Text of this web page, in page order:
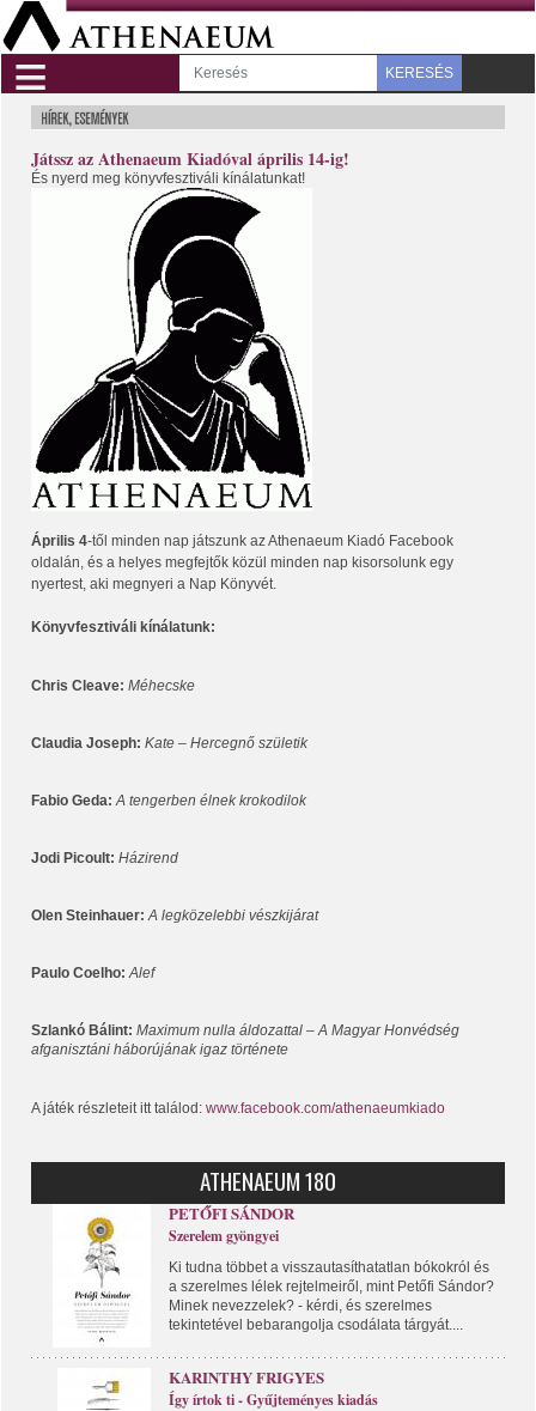
≡ KERESÉS
Játssz az Athenaeum Kiadóval április 14-ig!
És nyerd meg könyvfesztiváli kínálatunkat!
Április 4-től minden nap játszunk az Athenaeum Kiadó Facebook
oldalán, és a helyes megfejtők közül minden nap kisorsolunk egy
nyertest, aki megnyeri a Nap Könyvét.
Könyvfesztiváli kínálatunk:
Chris Cleave: Méhecske
Claudia Joseph: Kate – Hercegnő születik
Fabio Geda: A tengerben élnek krokodilok
Jodi Picoult: Házirend
Olen Steinhauer: A legközelebbi vészkijárat
Paulo Coelho: Alef
Szlankó Bálint: Maximum nulla áldozattal – A Magyar Honvédség
afganisztáni háborújának igaz története
A játék részleteit itt találod: www.facebook.com/athenaeumkiado
ATHENAEUM 180
PETŐFI SÁNDOR
Szerelem gyöngyei
Ki tudna többet a visszautasíthatatlan bókokról és
a szerelmes lélek rejtelmeiről, mint Petőfi Sándor?
Minek nevezzelek? - kérdi, és szerelmes
tekintetével bebarangolja csodálata tárgyát....
KARINTHY FRIGYES
Így írtok ti - Gyűjteményes kiadás